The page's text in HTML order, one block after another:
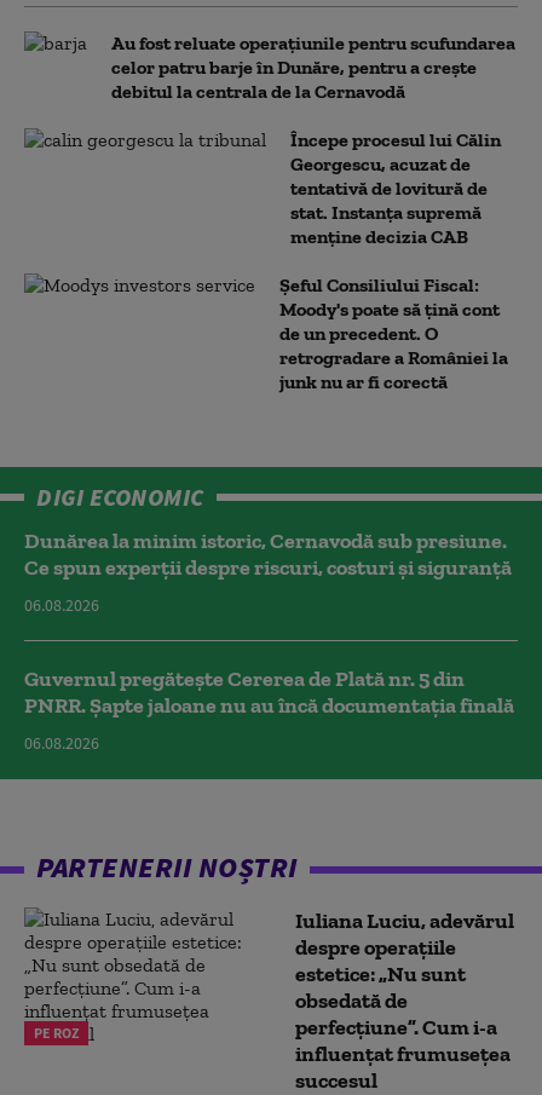
Au fost reluate operațiunile pentru scufundarea
celor patru barje în Dunăre, pentru a crește
debitul la centrala de la Cernavodă
Începe procesul lui Călin
Georgescu, acuzat de
tentativă de lovitură de
stat. Instanța supremă
menține decizia CAB
Șeful Consiliului Fiscal:
Moody's poate să țină cont
de un precedent. O
retrogradare a României la
junk nu ar fi corectă
DIGI ECONOMIC
Dunărea la minim istoric, Cernavodă sub presiune.
Ce spun experții despre riscuri, costuri și siguranță
06.08.2026
Guvernul pregătește Cererea de Plată nr. 5 din
PNRR. Șapte jaloane nu au încă documentația finală
06.08.2026
PARTENERII NOȘTRI
PE ROZ
Iuliana Luciu, adevărul
despre operațiile
estetice: „Nu sunt
obsedată de
perfecțiune”. Cum i-a
influențat frumusețea
succesul